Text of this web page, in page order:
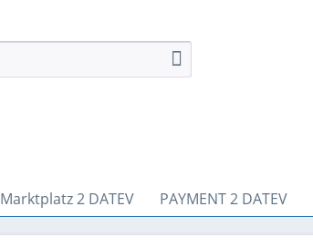
Marktplatz 2 DATEV PAYMENT 2 DATEV